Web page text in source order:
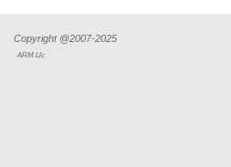
Copyright @2007-2025
ARM Llc